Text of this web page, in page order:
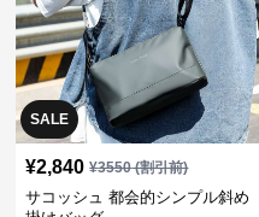
SALE
¥2,840 ¥3550(割引前)
サコッシュ 都会的シンプル斜め